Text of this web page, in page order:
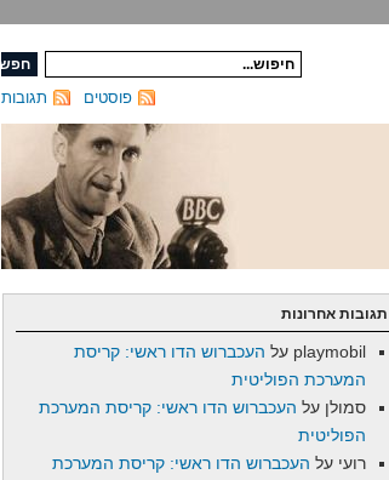
תגובות פוסטים
תגובות אחרונות
playmobil על העכברוש הדו ראשי: קריסת
המערכת הפוליטית
סמולן על העכברוש הדו ראשי: קריסת המערכת
הפוליטית
רועי על העכברוש הדו ראשי: קריסת המערכת